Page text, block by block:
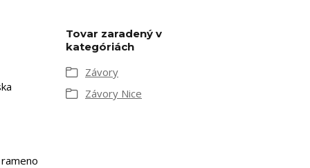
Tovar zaradený v
kategóriách
Závory
Závory Nice